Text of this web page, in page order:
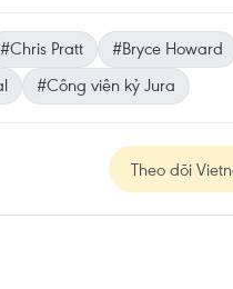
#Chris Pratt #Bryce Howard
#Công viên kỷ Jura
Theo dõi